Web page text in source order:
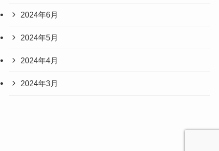
2024年6月
2024年5月
2024年4月
2024年3月